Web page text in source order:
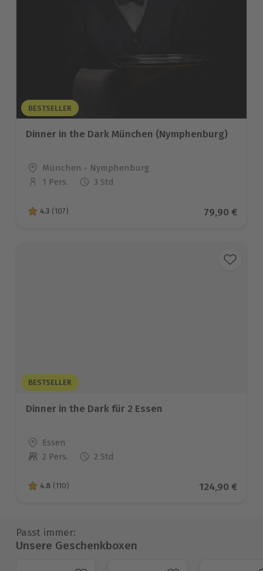
BESTSELLER
Dinner in the Dark München (Nymphenburg)
Standort
München - Nymphenburg
Anzahl der Teilnehmer
1 Pers. 3 Std
4.3 von 5 Sternen basierend auf 107 Bewertungen
4.3 (107) Aktueller
79,90 €
BESTSELLER
Dinner in the Dark für 2 Essen
Standort
Essen
Anzahl der Teilnehmer
2 Pers. 2 Std
4.8 von 5 Sternen basierend auf 110 Bewertungen
4.8 (110) Aktueller
124,90 €
Passt immer:
Unsere Geschenkboxen